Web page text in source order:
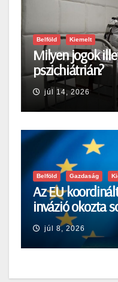
Belföld Kiemelt
Milyen jogok
pszichiátrián?
júl 14, 2026
Belföld Gazdaság
Az EU
invázió okozta
júl 8, 2026